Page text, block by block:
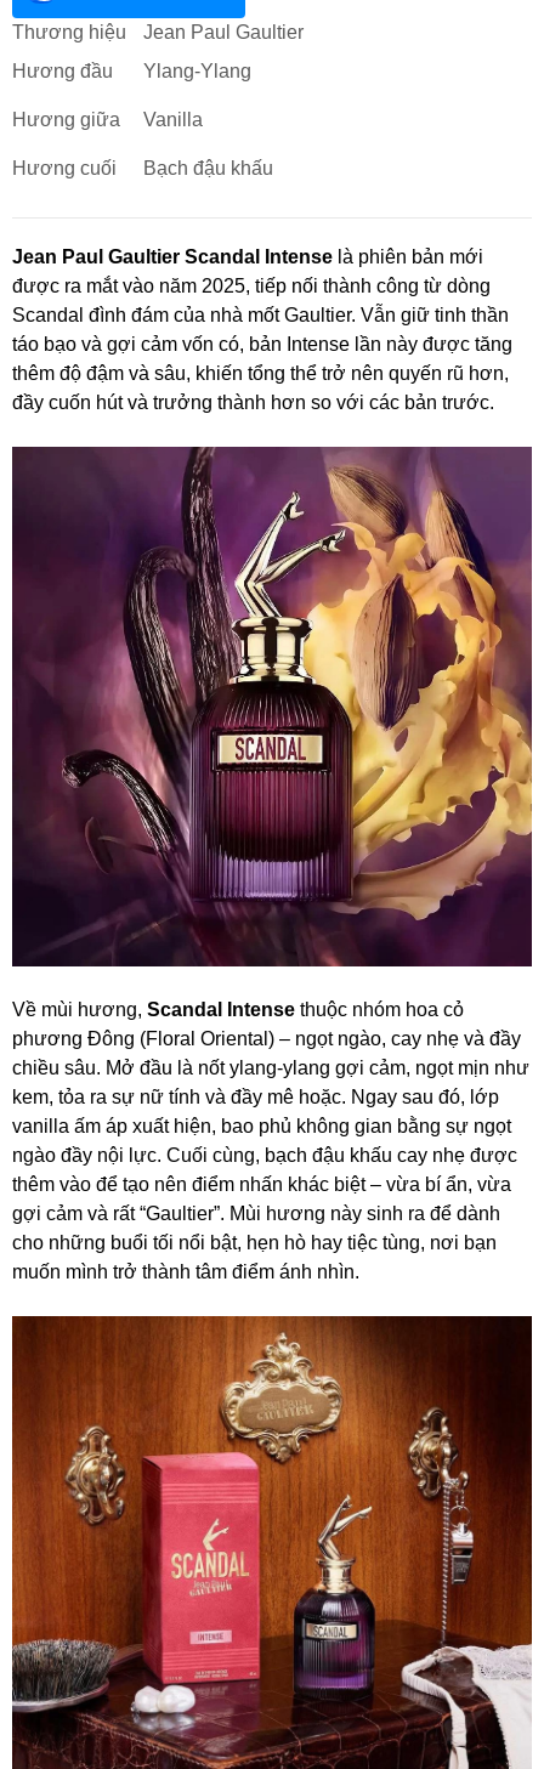
Thương hiệu
Jean Paul Gaultier
Hương đầu
Ylang-Ylang
Hương giữa Vanilla
Hương cuối Bạch đậu khấu
Jean Paul Gaultier Scandal Intense là phiên bản mới
được ra mắt vào năm 2025, tiếp nối thành công từ dòng
Scandal đình đám của nhà mốt Gaultier. Vẫn giữ tinh thần
táo bạo và gợi cảm vốn có, bản Intense lần này được tăng
thêm độ đậm và sâu, khiến tổng thể trở nên quyến rũ hơn,
đầy cuốn hút và trưởng thành hơn so với các bản trước.
Về mùi hương, Scandal Intense thuộc nhóm hoa cỏ
phương Đông (Floral Oriental) – ngọt ngào, cay nhẹ và đầy
chiều sâu. Mở đầu là nốt ylang-ylang gợi cảm, ngọt mịn như
kem, tỏa ra sự nữ tính và đầy mê hoặc. Ngay sau đó, lớp
vanilla ấm áp xuất hiện, bao phủ không gian bằng sự ngọt
ngào đầy nội lực. Cuối cùng, bạch đậu khấu cay nhẹ được
thêm vào để tạo nên điểm nhấn khác biệt – vừa bí ẩn, vừa
gợi cảm và rất “Gaultier”. Mùi hương này sinh ra để dành
cho những buổi tối nổi bật, hẹn hò hay tiệc tùng, nơi bạn
muốn mình trở thành tâm điểm ánh nhìn.